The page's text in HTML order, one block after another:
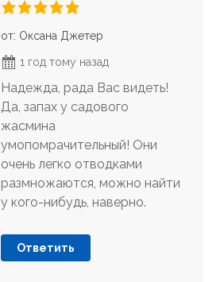
от: Оксана Джетер
1 год тому назад
Надежда, рада Вас видеть!
Да, запах у садового
жасмина
умопомрачительный! Они
очень легко отводками
размножаются, можно найти
у кого-нибудь, наверно.
Ответить